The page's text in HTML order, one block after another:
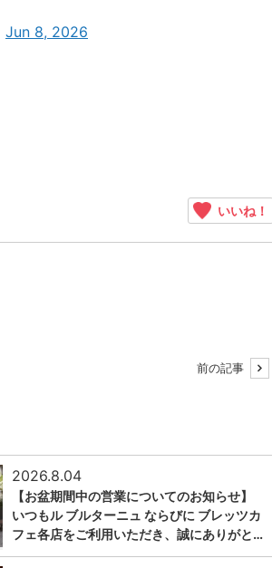
Jun 8, 2026
いいね！
前の記事
2026.8.04
【お盆期間中の営業についてのお知らせ】
いつもル ブルターニュ ならびに ブレッツカ
フェ各店をご利用いただき、誠にありがと…